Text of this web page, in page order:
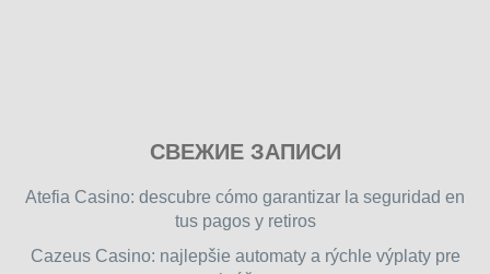
free
games
СВЕЖИЕ ЗАПИСИ
Atefia Casino: descubre cómo garantizar la seguridad en
tus pagos y retiros
Cazeus Casino: najlepšie automaty a rýchle výplaty pre